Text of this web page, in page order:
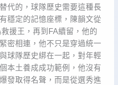
代的，球隊歷史需要這種長
穩定的記憶座標，陳韻文從
援王，再到FA續留，他的
密相連，他不只是穿過統一
球隊歷史綁在一起，對年輕
本土養成成功範例，他沒有
發取得名聲，而是從選秀進